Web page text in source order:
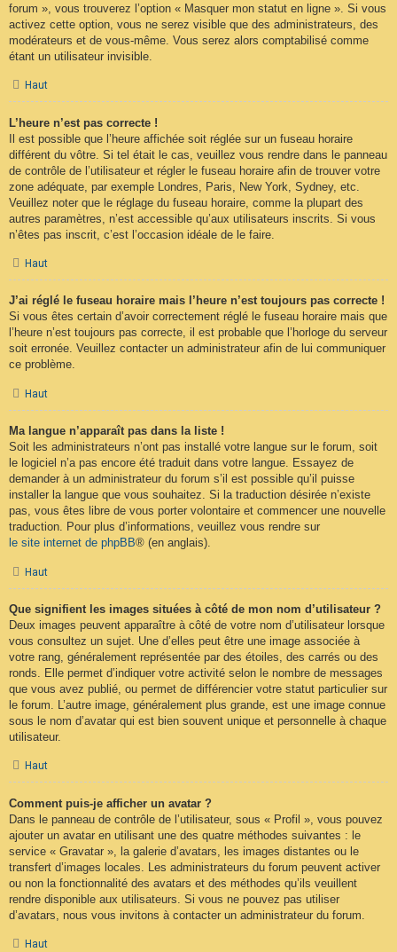
forum », vous trouverez l’option « Masquer mon statut en ligne ». Si vous
activez cette option, vous ne serez visible que des administrateurs, des
modérateurs et de vous-même. Vous serez alors comptabilisé comme
étant un utilisateur invisible.
Haut
L’heure n’est pas correcte !
Il est possible que l’heure affichée soit réglée sur un fuseau horaire
différent du vôtre. Si tel était le cas, veuillez vous rendre dans le panneau
de contrôle de l’utilisateur et régler le fuseau horaire afin de trouver votre
zone adéquate, par exemple Londres, Paris, New York, Sydney, etc.
Veuillez noter que le réglage du fuseau horaire, comme la plupart des
autres paramètres, n’est accessible qu’aux utilisateurs inscrits. Si vous
n’êtes pas inscrit, c’est l’occasion idéale de le faire.
Haut
J’ai réglé le fuseau horaire mais l’heure n’est toujours pas correcte !
Si vous êtes certain d’avoir correctement réglé le fuseau horaire mais que
l’heure n’est toujours pas correcte, il est probable que l’horloge du serveur
soit erronée. Veuillez contacter un administrateur afin de lui communiquer
ce problème.
Haut
Ma langue n’apparaît pas dans la liste !
Soit les administrateurs n’ont pas installé votre langue sur le forum, soit
le logiciel n’a pas encore été traduit dans votre langue. Essayez de
demander à un administrateur du forum s’il est possible qu’il puisse
installer la langue que vous souhaitez. Si la traduction désirée n’existe
pas, vous êtes libre de vous porter volontaire et commencer une nouvelle
traduction. Pour plus d’informations, veuillez vous rendre sur
le site internet de phpBB® (en anglais).
Haut
Que signifient les images situées à côté de mon nom d’utilisateur ?
Deux images peuvent apparaître à côté de votre nom d’utilisateur lorsque
vous consultez un sujet. Une d’elles peut être une image associée à
votre rang, généralement représentée par des étoiles, des carrés ou des
ronds. Elle permet d’indiquer votre activité selon le nombre de messages
que vous avez publié, ou permet de différencier votre statut particulier sur
le forum. L’autre image, généralement plus grande, est une image connue
sous le nom d’avatar qui est bien souvent unique et personnelle à chaque
utilisateur.
Haut
Comment puis-je afficher un avatar ?
Dans le panneau de contrôle de l’utilisateur, sous « Profil », vous pouvez
ajouter un avatar en utilisant une des quatre méthodes suivantes : le
service « Gravatar », la galerie d’avatars, les images distantes ou le
transfert d’images locales. Les administrateurs du forum peuvent activer
ou non la fonctionnalité des avatars et des méthodes qu’ils veuillent
rendre disponible aux utilisateurs. Si vous ne pouvez pas utiliser
d’avatars, nous vous invitons à contacter un administrateur du forum.
Haut